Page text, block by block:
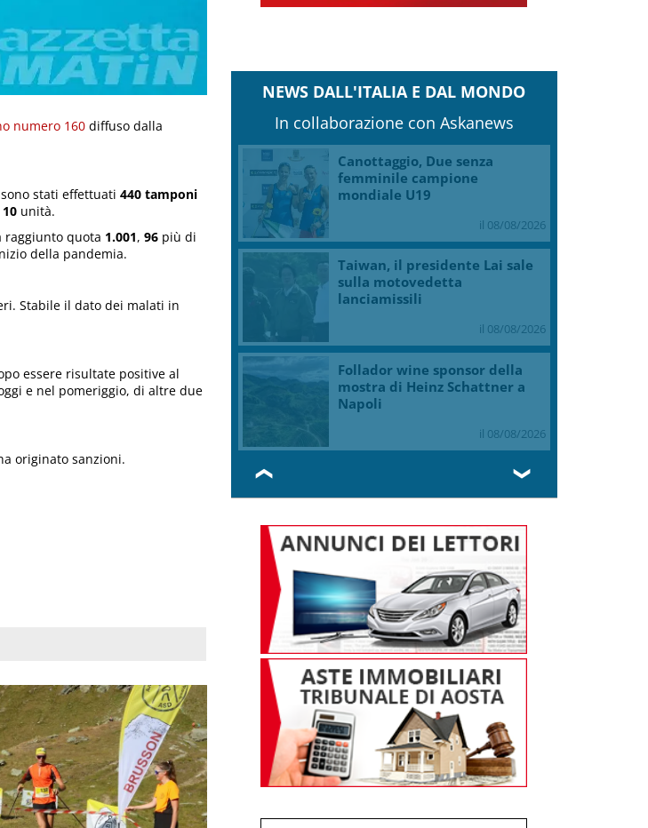
numero 160 diffuso dalla
stati effettuati 440 tamponi
10 unità.
raggiunto quota 1.001, 96 più di
della pandemia.
Stabile il dato dei malati in
essere risultate positive al
e nel pomeriggio, di altre due
originato sanzioni.
NEWS DALL'ITALIA E DAL MONDO
In collaborazione con Askanews
Canottaggio, Due senza
femminile campione
mondiale U19
il 08/08/2026
Taiwan, il presidente Lai sale
sulla motovedetta
lanciamissili
il 08/08/2026
Follador wine sponsor della
mostra di Heinz Schattner a
Napoli
il 08/08/2026
❮ ❯